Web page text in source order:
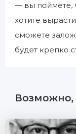
— вы поймете,
хотите
сможете
будет крепко
Возможно,